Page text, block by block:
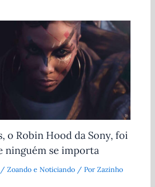
o Robin Hood da Sony, foi
ninguém se importa
/ Zoando e Noticiando/ Por Zazinho